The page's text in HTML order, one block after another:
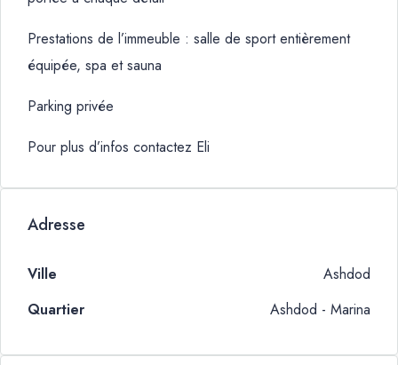
Prestations de l’immeuble : salle de sport entièrement
équipée, spa et sauna
Parking privée
Pour plus d’infos contactez Eli
Adresse
Ville
Ashdod
Quartier
Ashdod - Marina